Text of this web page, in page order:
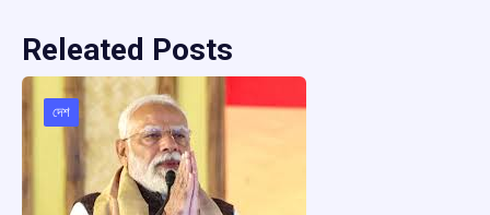
Releated Posts
দেশ